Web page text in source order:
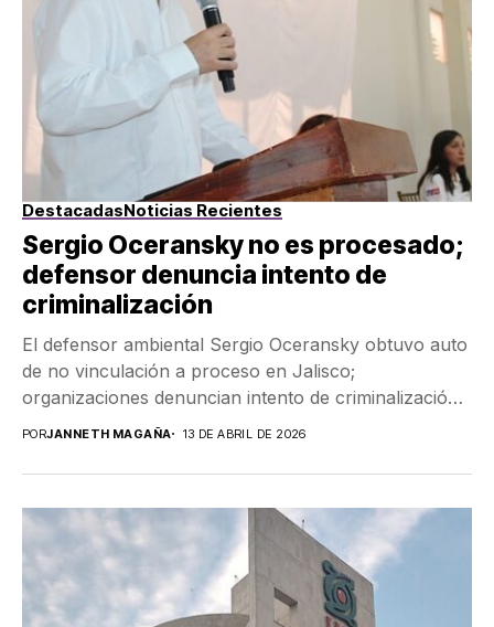
DestacadasNoticias Recientes
Sergio Oceransky no es procesado;
defensor denuncia intento de
criminalización
El defensor ambiental Sergio Oceransky obtuvo auto
de no vinculación a proceso en Jalisco;
organizaciones denuncian intento de criminalización
y advierten riesgo de...
PORJANNETH MAGAÑA 13 DE ABRIL DE 2026